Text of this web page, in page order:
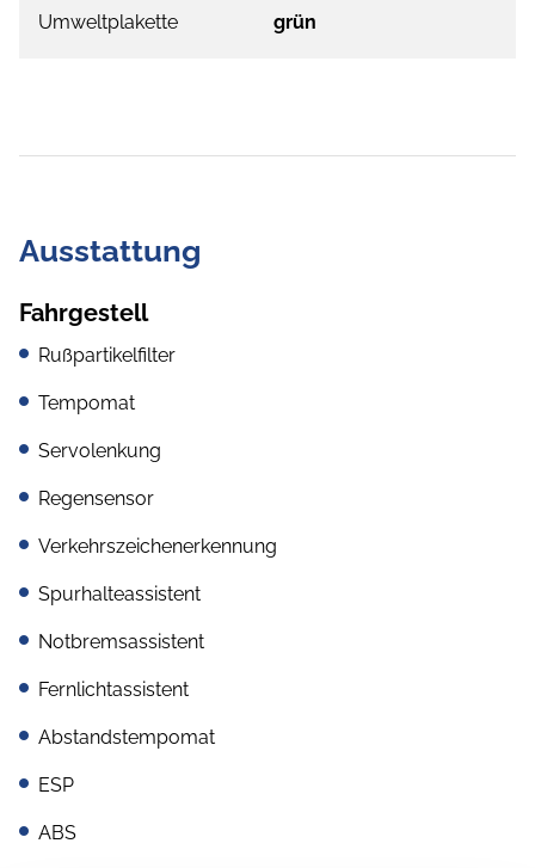
Umweltplakette grün
Ausstattung
Fahrgestell
Rußpartikelfilter
Tempomat
Servolenkung
Regensensor
Verkehrszeichenerkennung
Spurhalteassistent
Notbremsassistent
Fernlichtassistent
Abstandstempomat
ESP
ABS